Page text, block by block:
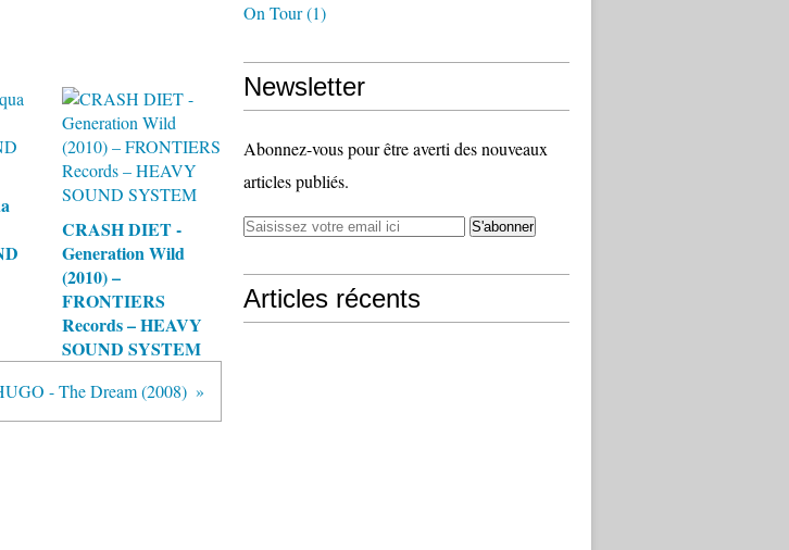
CRASH DIET -
Generation Wild
(2010) –
FRONTIERS
Records – HEAVY
SOUND SYSTEM
- The Dream (2008)
On Tour(1)
Newsletter
Abonnez-vous pour être averti des nouveaux
articles publiés.
Articles récents